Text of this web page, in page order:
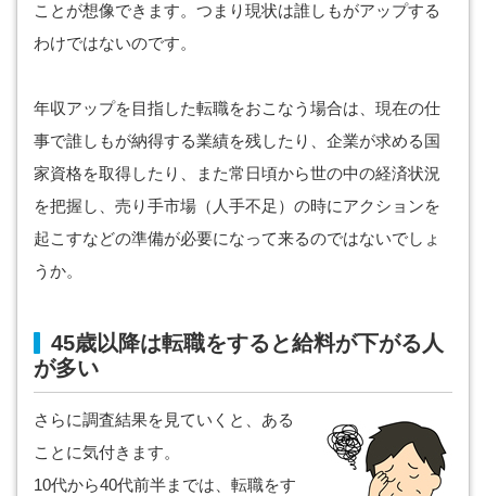
ことが想像できます。つまり現状は誰しもがアップする
わけではないのです。
年収アップを目指した転職をおこなう場合は、現在の仕
事で誰しもが納得する業績を残したり、企業が求める国
家資格を取得したり、また常日頃から世の中の経済状況
を把握し、売り手市場（人手不足）の時にアクションを
起こすなどの準備が必要になって来るのではないでしょ
うか。
45歳以降は転職をすると給料が下がる人
が多い
さらに調査結果を見ていくと、ある
ことに気付きます。
10代から40代前半までは、転職をす